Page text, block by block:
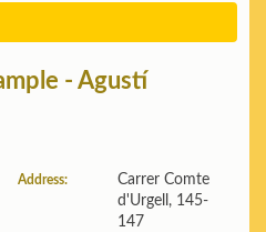
- Agustí
Address:
Carrer Comte
d'Urgell, 145-
147